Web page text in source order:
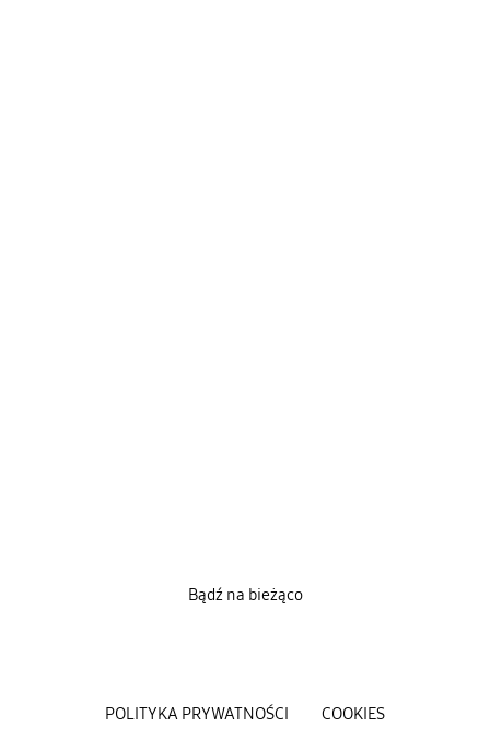
POLITYKA PRYWATNOŚCI COOKIES
Bądź na bieżąco